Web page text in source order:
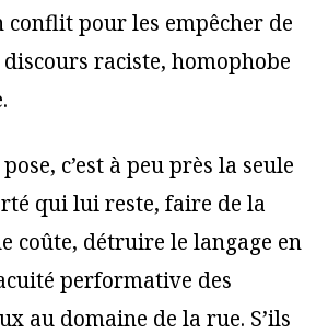
conflit pour les empêcher de
raciste, homophobe
c’est à peu près la seule
qui lui reste, faire de la
coûte, détruire le langage en
performative des
au domaine de la rue. S’ils